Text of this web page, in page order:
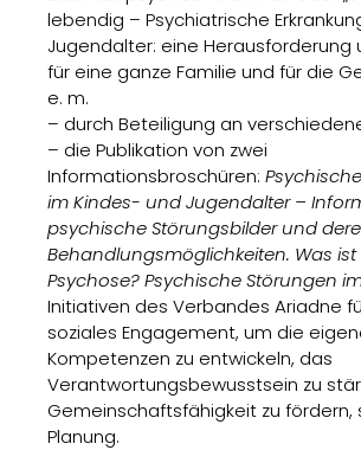
lebendig – Psychiatrische
Jugendalter: eine Herausforderung
für eine ganze Familie und für die
e. m.
– durch Beteiligung an
– die Publikation von zwei
Informationsbroschüren:
im Kindes- und Jugendalter –
psychische Störungsbilder und
Behandlungsmöglichkeiten. Was ist
Psychose? Psychische Störungen
Initiativen des Verbandes Ariadne
soziales Engagement, um die
Kompetenzen zu entwickeln, das
Verantwortungsbewusstsein zu
Gemeinschaftsfähigkeit zu fördern,
Planung.